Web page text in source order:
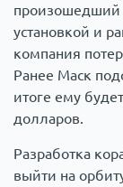
произошедший
установкой и
компания
Ранее Маск
итоге ему
долларов.
Разработка
выйти на